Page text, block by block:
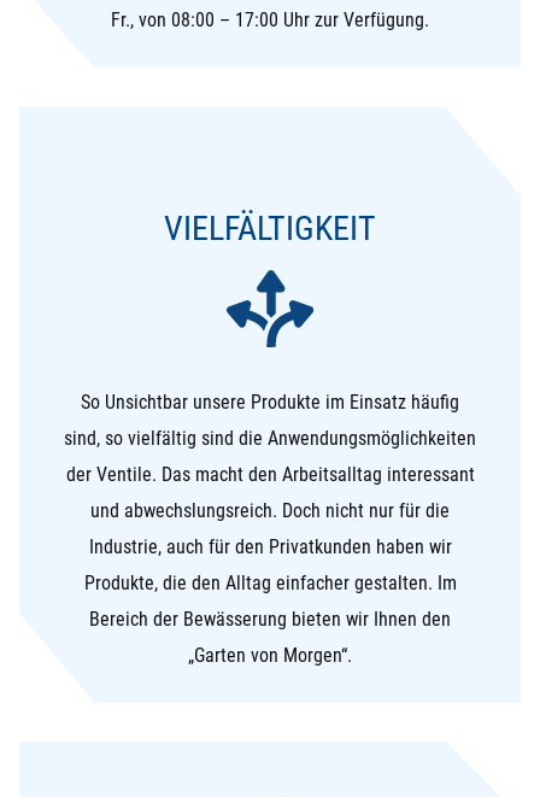
Fr., von 08:00 – 17:00 Uhr zur Verfügung.
VIELFÄLTIGKEIT
So Unsichtbar unsere Produkte im Einsatz häufig
sind, so vielfältig sind die Anwendungsmöglichkeiten
der Ventile. Das macht den Arbeitsalltag interessant
und abwechslungsreich. Doch nicht nur für die
Industrie, auch für den Privatkunden haben wir
Produkte, die den Alltag einfacher gestalten. Im
Bereich der Bewässerung bieten wir Ihnen den
„Garten von Morgen“.